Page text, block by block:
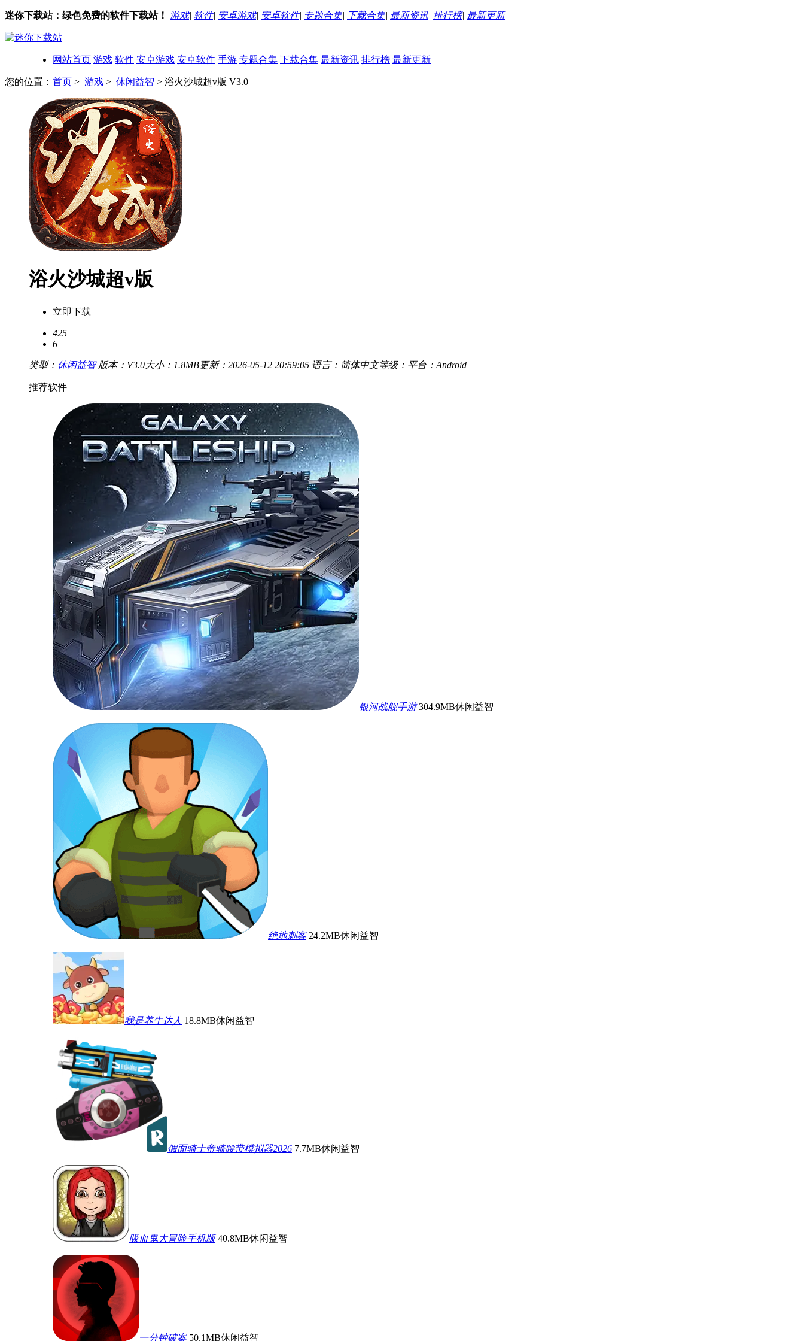
迷你下载站：绿色免费的软件下载站！ 游戏| 软件| 安卓游戏| 安卓软件| 专题合集| 下载合集| 最新资讯| 排行榜| 最新更新
网站首页 游戏 软件 安卓游戏 安卓软件 手游 专题合集 下载合集 最新资讯 排行榜 最新更新
您的位置： 首页 > 游戏 > 休闲益智 > 浴火沙城超v版 V3.0
浴火沙城超v版
立即下载
425
6
类型： 休闲益智 版本：V3.0大小：1.8MB更新：2026-05-12 20:59:05 语言：简体中文等级： 平台：Android
推荐软件
银河战舰手游 304.9MB休闲益智
绝地刺客 24.2MB休闲益智
我是养牛达人 18.8MB休闲益智
假面骑士帝骑腰带模拟器2026 7.7MB休闲益智
吸血鬼大冒险手机版 40.8MB休闲益智
一分钟破案 50.1MB休闲益智